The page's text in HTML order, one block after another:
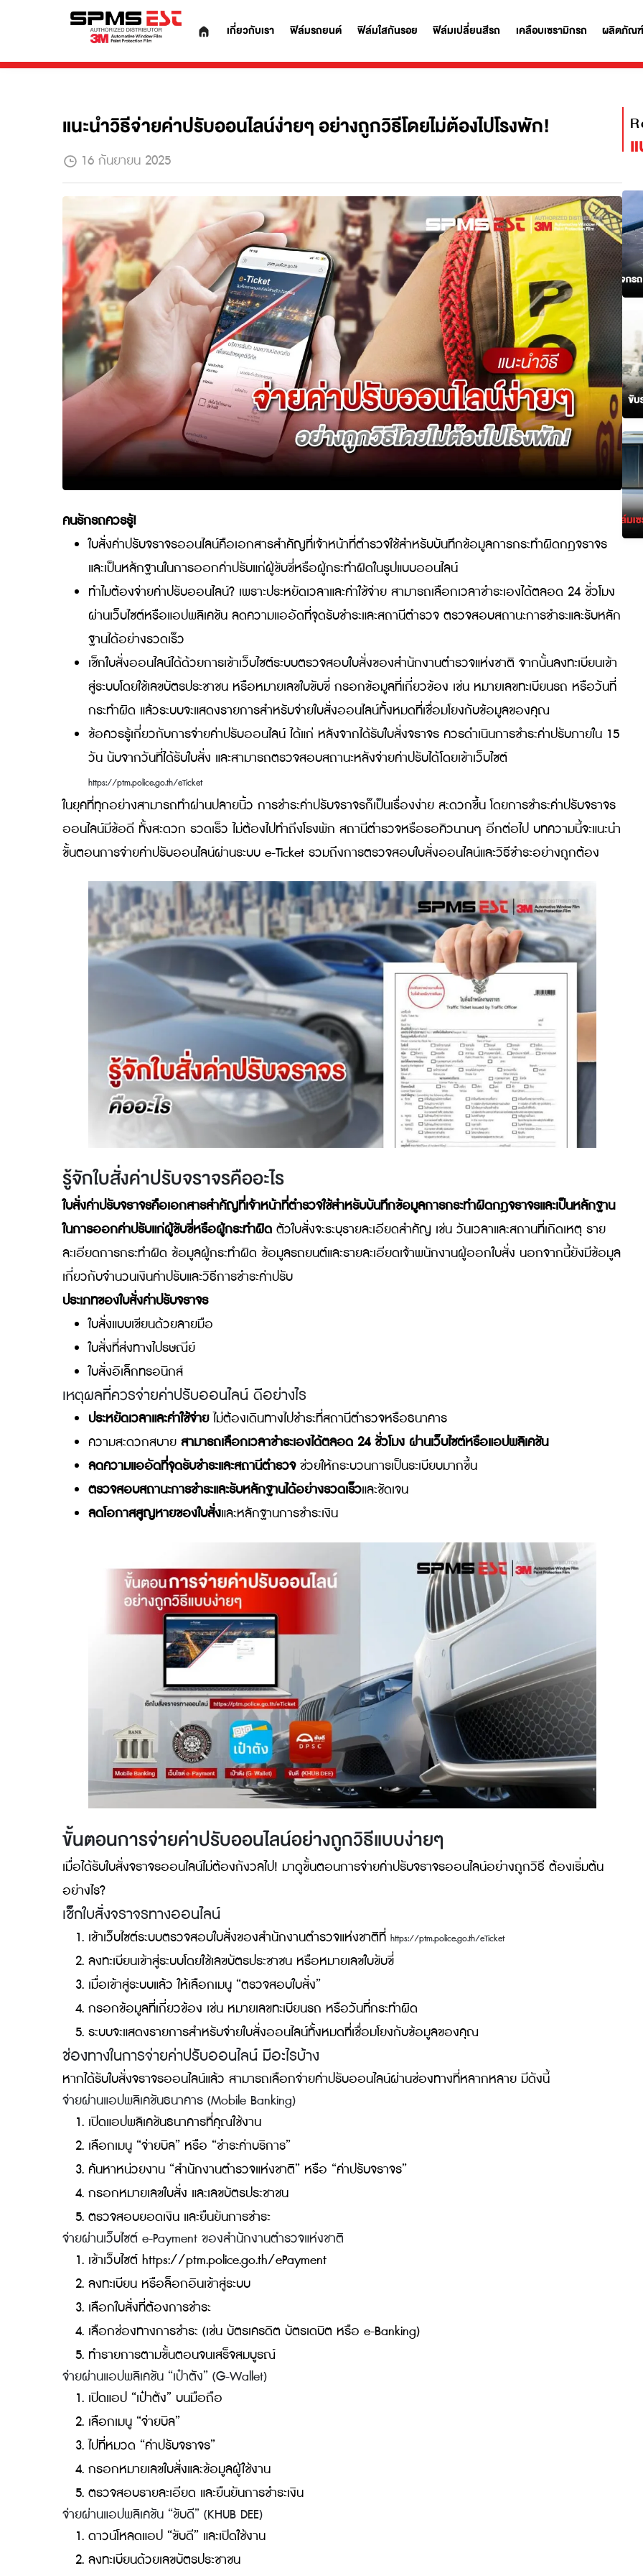
เกี่ยวกับเรา ฟิล์มรถยนต์ ฟิล์มใสกันรอย ฟิล์มเปลี่ยนสีรถ เคลือบเซรามิ
แนะนำวิธีจ่ายค่าปรับออนไลน์ง่ายๆ อย่างถูกวิธีโดยไม่ต้องไปโรงพัก!
16 กันยายน 2025
คนรักรถควรรู้!
ใบสั่งค่าปรับจราจรออนไลน์คือเอกสารสำคัญที่เจ้าหน้าที่ตำรวจใช้สำหรับบันทึกข้อมูลการกระทำผิดกฎจ
และเป็นหลักฐานในการออกค่าปรับแก่ผู้ขับขี่หรือผู้กระทำผิดในรูปแบบออนไลน์
ทำไมต้องจ่ายค่าปรับออนไลน์? เพราะประหยัดเวลาและค่าใช้จ่าย สามารถเลือกเวลาชำระเองได้ตลอด 24
ผ่านเว็บไซต์หรือแอปพลิเคชัน ลดความแออัดที่จุดรับชำระและสถานีตำรวจ ตรวจสอบสถานะการชำระแล
ฐานได้อย่างรวดเร็ว
เช็กใบสั่งออนไลน์ได้ด้วยการเข้าเว็บไซต์ระบบตรวจสอบใบสั่งของสำนักงานตำรวจแห่งชาติ จากนั้นลงทะเ
สู่ระบบโดยใช้เลขบัตรประชาชน หรือหมายเลขใบขับขี่ กรอกข้อมูลที่เกี่ยวข้อง เช่น หมายเลขทะเบียนรถ
กระทำผิด แล้วระบบจะแสดงรายการสำหรับจ่ายใบสั่งออนไลน์ทั้งหมดที่เชื่อมโยงกับข้อมูลของคุณ
ข้อควรรู้เกี่ยวกับการจ่ายค่าปรับออนไลน์ ได้แก่ หลังจากได้รับใบสั่งจราจร ควรดำเนินการชำระค่าปรับภา
วัน นับจากวันที่ได้รับใบสั่ง และสามารถตรวจสอบสถานะหลังจ่ายค่าปรับได้โดยเข้าเว็บไซต์
ในยุคที่ทุกอย่างสามารถทำผ่านปลายนิ้ว การชำระค่าปรับจราจรก็เป็นเรื่องง่าย สะดวกขึ้น โดยการชำระค่าปรับ
ออนไลน์มีข้อดี ทั้งสะดวก รวดเร็ว ไม่ต้องไปทำถึงโรงพัก สถานีตำรวจหรือรอคิวนานๆ อีกต่อไป บทความนี้จ
ขั้นตอนการจ่ายค่าปรับออนไลน์ผ่านระบบ e-Ticket รวมถึงการตรวจสอบใบสั่งออนไลน์และวิธีชำระอย่างถูก
รู้จักใบสั่งค่าปรับจราจรคืออะไร
ใบสั่งค่าปรับจราจรคือเอกสารสำคัญที่เจ้าหน้าที่ตำรวจใช้สำหรับบันทึกข้อมูลการกระทำผิดกฎจราจรและเป็นห
ในการออกค่าปรับแก่ผู้ขับขี่หรือผู้กระทำผิด
ละเอียดการกระทำผิด ข้อมูลผู้กระทำผิด ข้อมูลรถยนต์และรายละเอียดเจ้าพนักงานผู้ออกใบสั่ง นอกจากนี้ยั
เกี่ยวกับจำนวนเงินค่าปรับและวิธีการชำระค่าปรับ
ประเภทของใบสั่งค่าปรับจราจร
ใบสั่งแบบเขียนด้วยลายมือ
ใบสั่งที่ส่งทางไปรษณีย์
ใบสั่งอิเล็กทรอนิกส์
ประหยัดเวลาและค่าใช้จ่ายไม่ต้องเดินทางไปชำระที่สถานีตำรวจหรือธนาคาร
ความสะดวกสบายสามารถเลือกเวลาชำระเองได้ตลอด 24 ชั่วโมง ผ่านเว็บไซต์หรือแอปพลิเคชัน
ลดความแออัดที่จุดรับชำระและสถานีตำรวจช่วยให้กระบวนการเป็นระเบียบมากขึ้น
ตรวจสอบสถานะการชำระและรับหลักฐานได้อย่างรวดเร็ว
และชัดเจน
ลดโอกาสสูญหายของใบสั่งและหลักฐานการชำระเงิน
ขั้นตอนการจ่ายค่าปรับออนไลน์อย่างถูกวิธีแบบง่ายๆ
เมื่อได้รับใบสั่งจราจรออนไลน์ไม่ต้องกังวลไป! มาดูขั้นตอนการจ่ายค่าปรับจราจรออนไลน์อย่างถูกวิธี ต้องเริ่
อย่างไร?
เช็กใบสั่งจราจรทางออนไลน์
เข้าเว็บไซต์ระบบตรวจสอบใบสั่งของสำนักงานตำรวจแห่งชาติที่
ลงทะเบียนเข้าสู่ระบบโดยใช้เลขบัตรประชาชน หรือหมายเลขใบขับขี่
เมื่อเข้าสู่ระบบแล้ว ให้เลือกเมนู “ตรวจสอบใบสั่ง”
กรอกข้อมูลที่เกี่ยวข้อง เช่น หมายเลขทะเบียนรถ หรือวันที่กระทำผิด
ระบบจะแสดงรายการสำหรับจ่ายใบสั่งออนไลน์ทั้งหมดที่เชื่อมโยงกับข้อมูลของคุณ
ช่องทางในการจ่ายค่าปรับออนไลน์ มีอะไรบ้าง
หากได้รับใบสั่งจราจรออนไลน์แล้ว สามารถเลือกจ่ายค่าปรับออนไลน์ผ่านช่องทางที่หลากหลาย มีดังนี้
จ่ายผ่านแอปพลิเคชันธนาคาร (Mobile Banking)
เปิดแอปพลิเคชันธนาคารที่คุณใช้งาน
เลือกเมนู “จ่ายบิล” หรือ “ชำระค่าบริการ”
ค้นหาหน่วยงาน “สำนักงานตำรวจแห่งชาติ” หรือ “ค่าปรับจราจร”
กรอกหมายเลขใบสั่ง และเลขบัตรประชาชน
ตรวจสอบยอดเงิน และยืนยันการชำระ
จ่ายผ่านเว็บไซต์ e-Payment ของสำนักงานตำรวจแห่งชาติ
เข้าเว็บไซต์ https://ptm.police.go.th/ePayment
ลงทะเบียน หรือล็อกอินเข้าสู่ระบบ
เลือกใบสั่งที่ต้องการชำระ